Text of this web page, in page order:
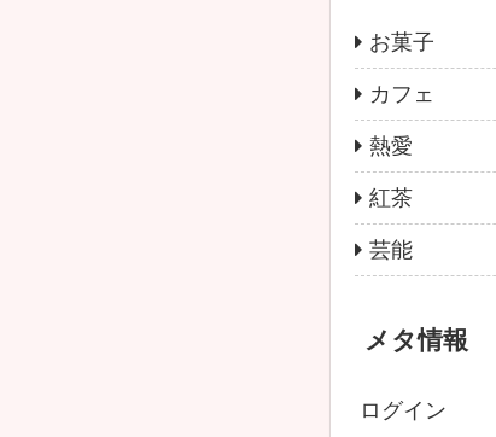
お菓子
カフェ
熱愛
紅茶
芸能
メタ情報
ログイン